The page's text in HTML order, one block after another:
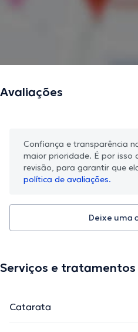
Avaliações
Confiança e transparência
maior prioridade. É por isso
revisão, para garantir que
política de avaliações.
Deixe uma
Serviços e tratamentos
Catarata